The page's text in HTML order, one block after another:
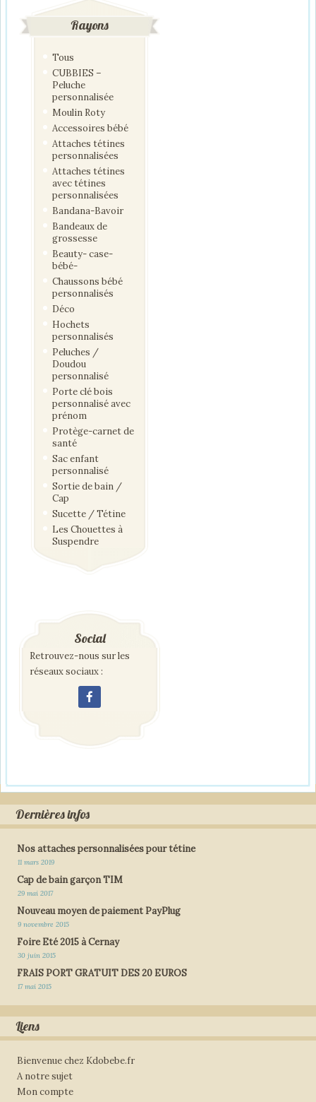
Rayons
Tous
CUBBIES –
Peluche
personnalisée
Moulin Roty
Accessoires bébé
Attaches tétines
personnalisées
Attaches tétines
avec tétines
personnalisées
Bandana-Bavoir
Bandeaux de
grossesse
Beauty- case-
bébé-
Chaussons bébé
personnalisés
Déco
Hochets
personnalisés
Peluches /
Doudou
personnalisé
Porte clé bois
personnalisé avec
prénom
Protège-carnet de
santé
Sac enfant
personnalisé
Sortie de bain /
Cap
Sucette / Tétine
Les Chouettes à
Suspendre
Social
Retrouvez-nous sur les
réseaux sociaux :
Dernières infos
Nos attaches personnalisées pour tétine
11 mars 2019
Cap de bain garçon TIM
29 mai 2017
Nouveau moyen de paiement PayPlug
9 novembre 2015
Foire Eté 2015 à Cernay
30 juin 2015
FRAIS PORT GRATUIT DES 20 EUROS
17 mai 2015
Liens
Bienvenue chez Kdobebe.fr
A notre sujet
Mon compte